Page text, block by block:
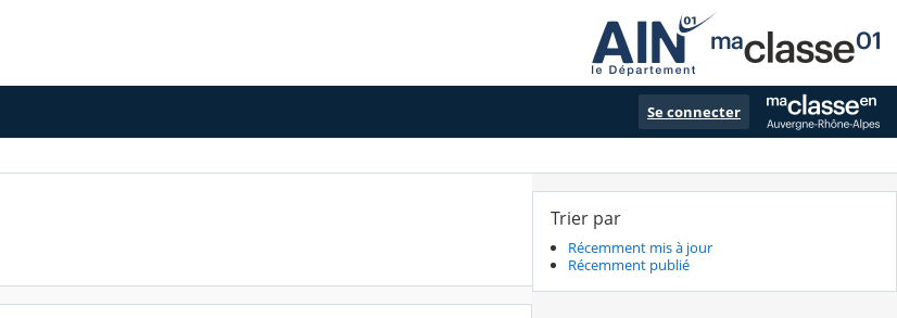
Se connecter
Trier par
Récemment mis à jour
Récemment publié